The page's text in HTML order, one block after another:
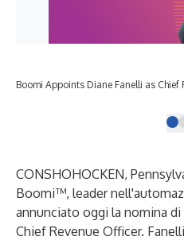
Boomi Appoints Diane Fanelli as Chief
CONSHOHOCKEN,
Boomi™, leader
annunciato oggi la nomina
Chief Revenue Officer.